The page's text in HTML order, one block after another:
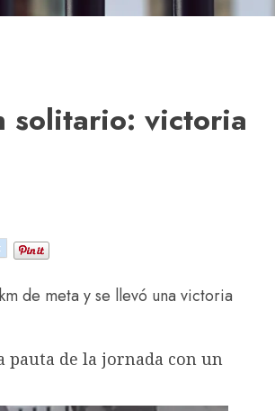
solitario: victoria
de meta y se llevó una victoria
de la jornada con un